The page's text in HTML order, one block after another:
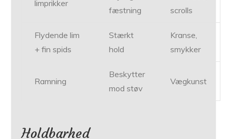
limprikker
fæstning
scrolls
Flydende lim
+ fin spids
Stærkt
hold
Kranse,
smykker
Ramning
Beskytter
mod støv
Vægkunst
Holdbarhed